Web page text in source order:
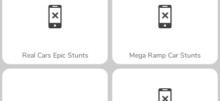
Real Cars Epic Stunts Mega Ramp Car Stunts